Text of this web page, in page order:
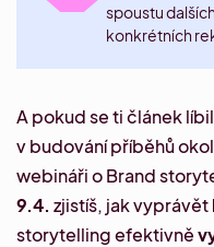
spoustu
konkrétních
A pokud se ti článek
v budování příběhů
webináři o Brand
9.4. zjistíš, jak vyprávět
storytelling efektivně